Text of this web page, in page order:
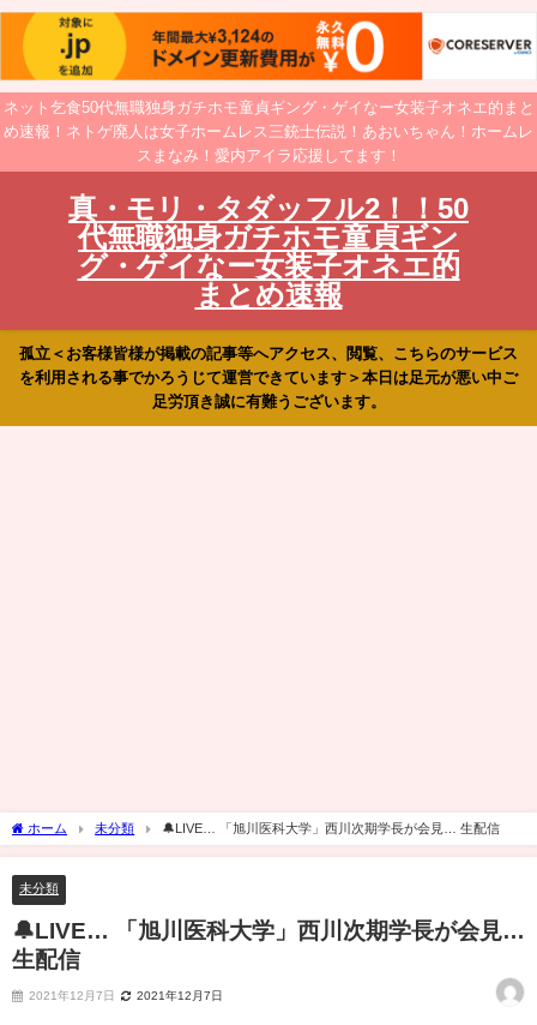
ネット乞食50代無職独身ガチホモ童貞ギング・ゲイなー女装子オネエ的まと
め速報！ネトゲ廃人は女子ホームレス三銃士伝説！あおいちゃん！ホームレ
スまなみ！愛内アイラ応援してます！
真・モリ・タダッフル2！！50
代無職独身ガチホモ童貞ギン
グ・ゲイなー女装子オネエ的
まとめ速報
孤立＜お客様皆様が掲載の記事等へアクセス、閲覧、こちらのサービス
を利用される事でかろうじて運営できています＞本日は足元が悪い中ご
足労頂き誠に有難うございます。
ホーム 未分類 🔔LIVE… 「旭川医科大学」西川次期学長が会見… 生配信
未分類
🔔LIVE… 「旭川医科大学」西川次期学長が会見…
生配信
2021年12月7日 2021年12月7日